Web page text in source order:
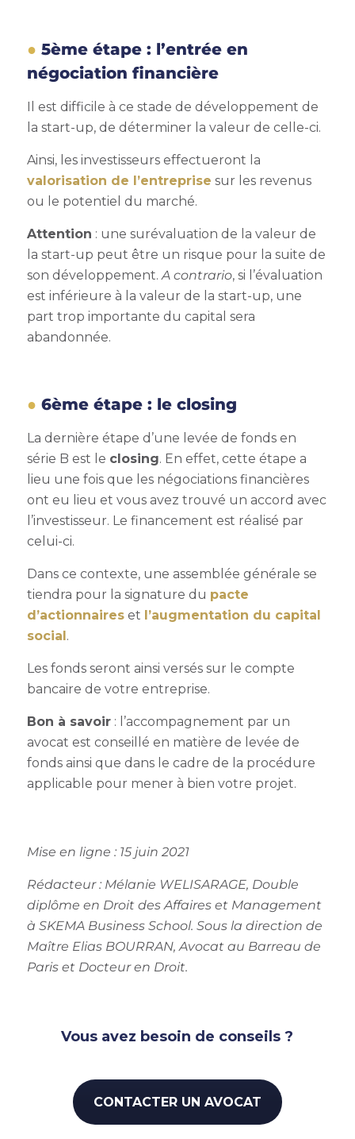
5ème étape : l’entrée en
négociation financière
Il est difficile à ce stade de développement de
la start-up, de déterminer la valeur de celle-ci.
Ainsi, les investisseurs effectueront la
valorisation de l’entreprise sur les revenus
ou le potentiel du marché.
Attention : une surévaluation de la valeur de
la start-up peut être un risque pour la suite de
son développement.A contrario, si l’évaluation
est inférieure à la valeur de la start-up, une
part trop importante du capital sera
abandonnée.
6ème étape : le closing
La dernière étape d’une levée de fonds en
série B est le closing. En effet, cette étape a
lieu une fois que les négociations financières
ont eu lieu et vous avez trouvé un accord avec
l’investisseur. Le financement est réalisé par
celui-ci.
Dans ce contexte, une assemblée générale se
tiendra pour la signature du pacte
d’actionnaireset l’augmentation du capital
social.
Les fonds seront ainsi versés sur le compte
bancaire de votre entreprise.
Bon à savoir: l’accompagnement par un
avocat est conseillé en matière de levée de
fonds ainsi que dans le cadre de la procédure
applicable pour mener à bien votre projet.
Mise en ligne : 15 juin 2021
Rédacteur : Mélanie WELISARAGE, Double
diplôme en Droit des Affaires et Management
à SKEMA Business School. Sous la direction de
Maître Elias BOURRAN, Avocat au Barreau de
Paris et Docteur en Droit.
Vous avez besoin de conseils ?
CONTACTER UN AVOCAT